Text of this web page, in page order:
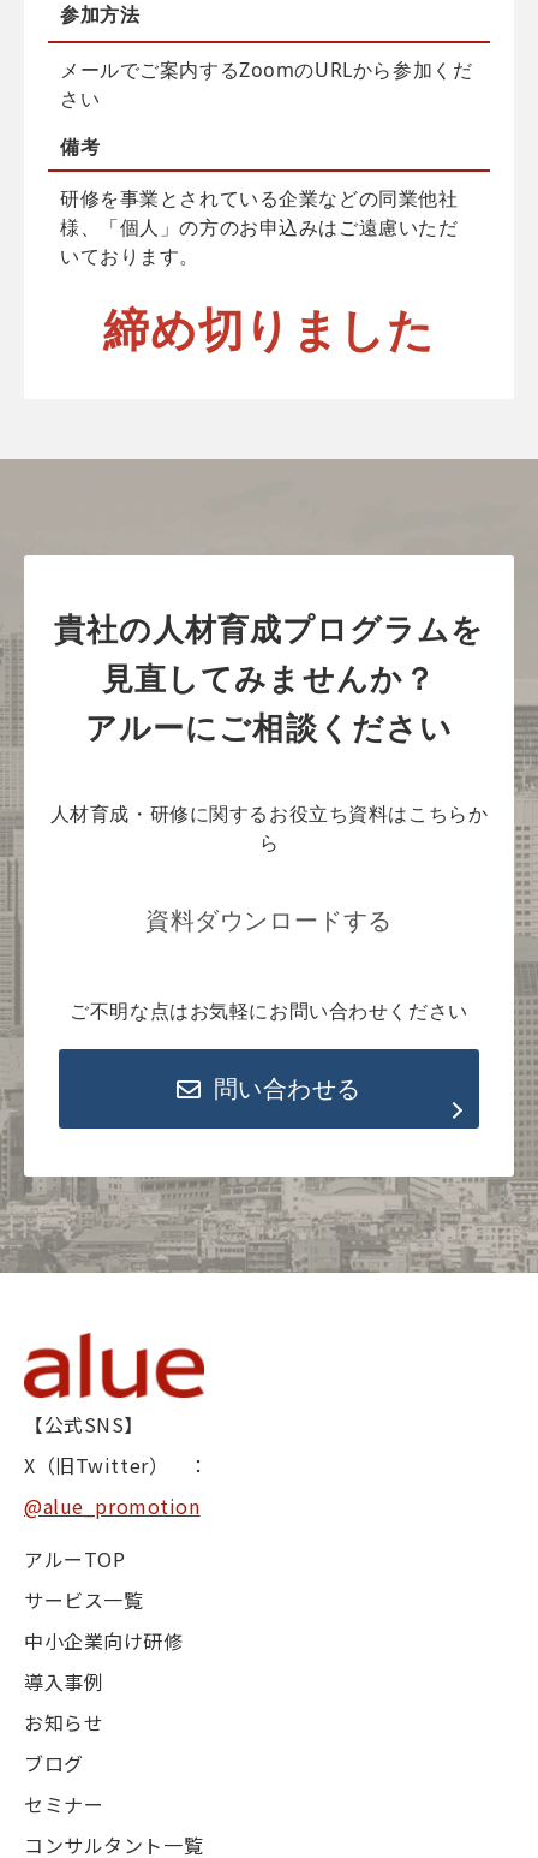
参加方法
メールでご案内するZoomのURLから参加くだ
さい
備考
研修を事業とされている企業などの同業他社
様、「個人」の方のお申込みはご遠慮いただ
いております。
締め切りました
貴社の人材育成プログラムを
見直してみませんか？
アルーにご相談ください
人材育成・研修に関するお役立ち資料はこちらか
ら
資料ダウンロードする
ご不明な点はお気軽にお問い合わせください
問い合わせる
【公式SNS】
X（旧Twitter） ：
@alue_promotion
アルーTOP
サービス一覧
中小企業向け研修
導入事例
お知らせ
ブログ
セミナー
コンサルタント一覧